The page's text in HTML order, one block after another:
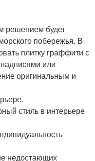
решением будет
побережья. В
плитку граффити с
или
оригинальным и
стиль в интерьере
недостающих